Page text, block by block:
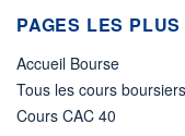
PAGES LES
Accueil Bourse
Tous les cours boursiers
Cours CAC 40